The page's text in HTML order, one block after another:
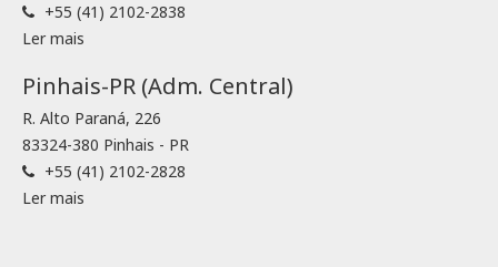
+55 (41) 2102-2838
Ler mais
Pinhais-PR (Adm. Central)
R. Alto Paraná, 226
83324-380 Pinhais - PR
+55 (41) 2102-2828
Ler mais